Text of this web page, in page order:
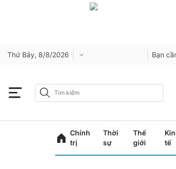
Thứ Bảy, 8/8/2026 Bạn
Chính
trị
Thời
sự
Thế
giới
tế